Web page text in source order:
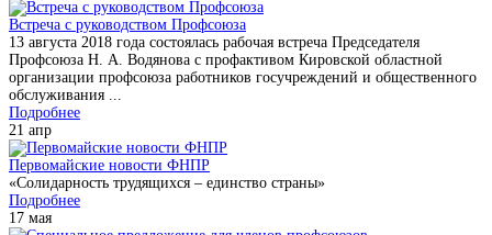
Встреча с руководством Профсоюза
13 августа 2018 года состоялась рабочая встреча Председателя
Профсоюза Н. А. Водянова с профактивом Кировской областной
организации профсоюза работников госучреждений и общественного
обслуживания ...
Подробнее
21 апр
Первомайские новости ФНПР
«Солидарность трудящихся – единство страны»
Подробнее
17 мая